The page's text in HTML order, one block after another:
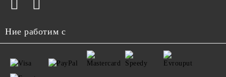
Ние работим с